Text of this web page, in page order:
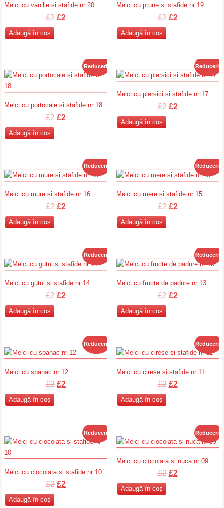
Melci cu vanilie si stafide nr 20
£2 Prețul
£2
Adaugă în coș
Melci cu prune si stafide nr 19
£2 Prețul
£2Prețul
Adaugă în coș
Reduceri!
Melci cu portocale si stafide nr 18
£2 Prețul
£2
Adaugă în coș
Reduceri!
Melci cu piersici si stafide nr 17
£2 Prețul
£2Prețul
Adaugă în coș
Reduceri!
Melci cu mure si stafide nr 16
£2 Prețul
£2
Adaugă în coș
Reduceri!
Melci cu mere si stafide nr 15
£2 Prețul
£2Prețul
Adaugă în coș
Reduceri!
Melci cu gutui si stafide nr 14
£2 Prețul
£2
Adaugă în coș
Reduceri!
Melci cu fructe de padure nr 13
£2 Prețul
£2Prețul
Adaugă în coș
Reduceri!
Melci cu spanac nr 12
£2 Prețul
£2Prețul
Adaugă în coș
Reduceri!
Melci cu cirese si stafide nr 11
£2 Prețul
£2Prețul
Adaugă în coș
Reduceri!
Melci cu ciocolata si stafide nr 10
£2 Prețul
£2
Adaugă în coș
Reduceri!
Melci cu ciocolata si nuca nr 09
£2 Prețul
£2Prețul
Adaugă în coș